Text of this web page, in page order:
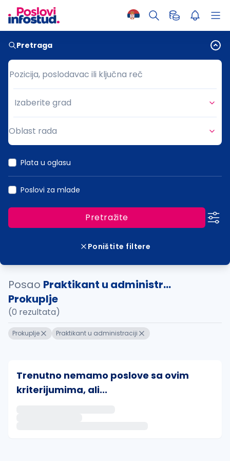
Pretraga
Pozicija, poslodavac ili ključna reč
Pozicija, poslodavac ili ključna reč
Grad
Izaberite grad
Oblast rada
Plata u oglasu
Poslovi za mlade
Pretražite
Poništite filtere
Posao Praktikant u administr...
Prokuplje
(0 rezultata)
Prokuplje Praktikant u administraciji
Trenutno nemamo poslove sa ovim
kriterijumima, ali...